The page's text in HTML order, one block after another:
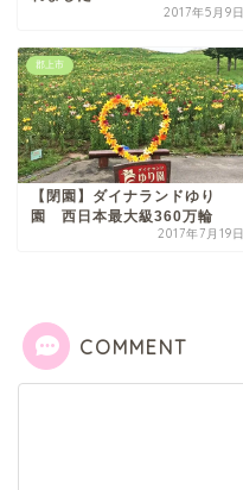
2017年5月9日
郡上市
【閉園】ダイナランドゆり
園 西日本最大級360万輪
2017年7月19日
COMMENT